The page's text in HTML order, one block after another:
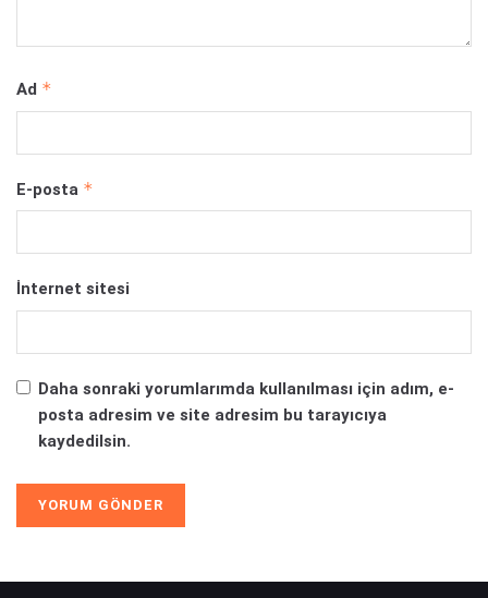
Ad *
E-posta *
İnternet sitesi
Daha sonraki yorumlarımda kullanılması için adım, e-
posta adresim ve site adresim bu tarayıcıya
kaydedilsin.